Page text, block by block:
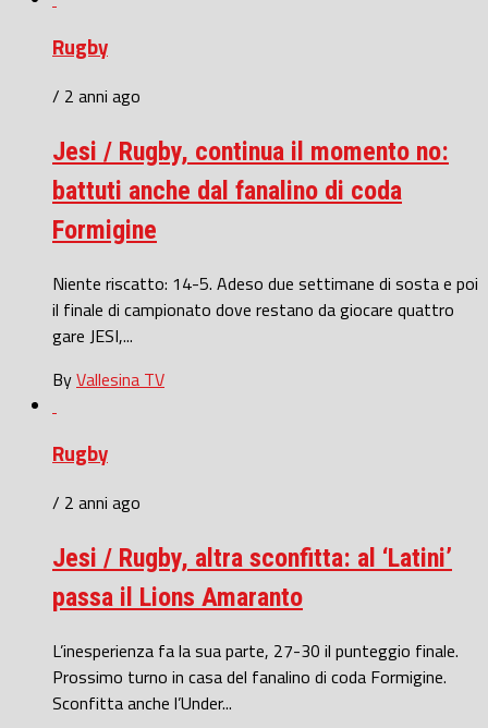
Rugby
/ 2 anni ago
Jesi / Rugby, continua il momento no:
battuti anche dal fanalino di coda
Formigine
Niente riscatto: 14-5. Adeso due settimane di sosta e poi
il finale di campionato dove restano da giocare quattro
gare JESI,...
ByVallesina TV
Rugby
/ 2 anni ago
Jesi / Rugby, altra sconfitta: al ‘Latini’
passa il Lions Amaranto
L’inesperienza fa la sua parte, 27-30 il punteggio finale.
Prossimo turno in casa del fanalino di coda Formigine.
Sconfitta anche l’Under...